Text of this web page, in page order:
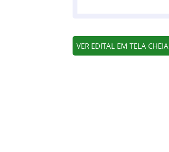
VER EDITAL EM TELA CHEIA